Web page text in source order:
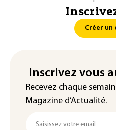
Créer un
Inscrivez vous
Recevez chaque
Magazine d’Actualité.